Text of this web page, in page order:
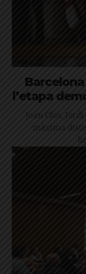
l’etapa
Joan Clos,
màxima distinció de la ciutat en un acte marcat per